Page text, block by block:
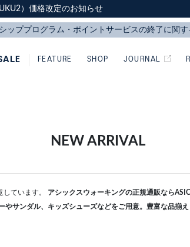
）価格改定のお知らせ
に関するお知らせ
）価格改定のお知らせ
に関するお知らせ
FEATURE SHOP JOURNAL
NEW ARRIVAL
しています。 アシックスウォーキングの正規通販なら
サンダル、キッズシューズなどをご用意。豊富な品揃え